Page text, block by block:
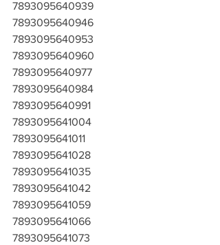
7893095640939
7893095640946
7893095640953
7893095640960
7893095640977
7893095640984
7893095640991
7893095641004
7893095641011
7893095641028
7893095641035
7893095641042
7893095641059
7893095641066
7893095641073